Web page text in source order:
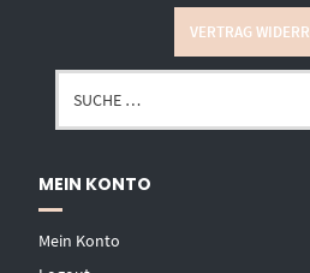
VERTRAG
MEIN KONTO
Mein Konto